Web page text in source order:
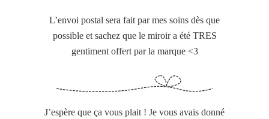
L’envoi postal sera fait par mes soins dès que
possible et sachez que le miroir a été TRES
gentiment offert par la marque <3
J’espère que ça vous plait ! Je vous avais donné